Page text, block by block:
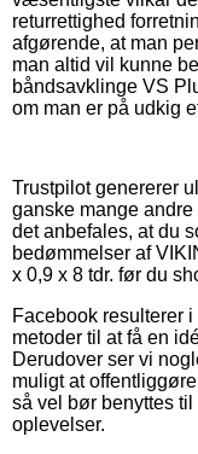
returrettighed
afgørende, at man
man altid vil kunne
båndsavklinge VS
om man er på udkig
Trustpilot genererer
ganske mange
det anbefales, at du
bedømmelser af
x 0,9 x 8 tdr. før du
Facebook resulterer
metoder til at få en
Derudover ser vi
muligt at
så vel bør benyttes
oplevelser.